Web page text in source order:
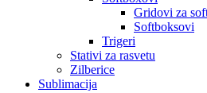
Gridovi za
Softboksovi
Trigeri
Stativi za rasvetu
Zilberice
Sublimacija